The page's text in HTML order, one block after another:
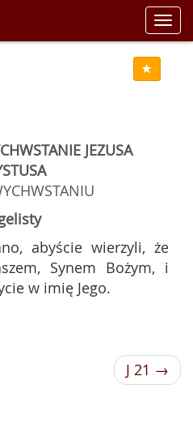
JEZUSA
abyście wierzyli, że
Synem Bożym, i
w imię Jego.
J 21 →